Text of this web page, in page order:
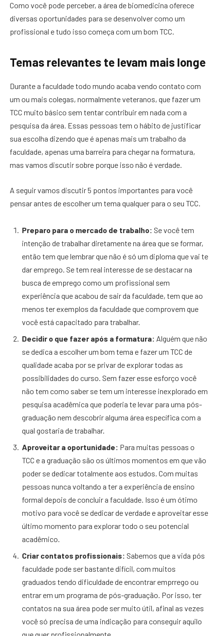
Como você pode perceber, a área de biomedicina oferece
diversas oportunidades para se desenvolver como um
profissional e tudo isso começa com um bom TCC.
Temas relevantes te levam mais longe
Durante a faculdade todo mundo acaba vendo contato com
um ou mais colegas, normalmente veteranos, que fazer um
TCC muito básico sem tentar contribuir em nada com a
pesquisa da área. Essas pessoas tem o hábito de justificar
sua escolha dizendo que é apenas mais um trabalho da
faculdade, apenas uma barreira para chegar na formatura,
mas vamos discutir sobre porque isso não é verdade.
A seguir vamos discutir 5 pontos importantes para você
pensar antes de escolher um tema qualquer para o seu TCC.
Preparo para o mercado de trabalho: Se você tem
intenção de trabalhar diretamente na área que se formar,
então tem que lembrar que não é só um diploma que vai te
dar emprego. Se tem real interesse de se destacar na
busca de emprego como um profissional sem
experiência que acabou de sair da faculdade, tem que ao
menos ter exemplos da faculdade que comprovem que
você está capacitado para trabalhar.
Decidir o que fazer após a formatura: Alguém que não
se dedica a escolher um bom tema e fazer um TCC de
qualidade acaba por se privar de explorar todas as
possibilidades do curso. Sem fazer esse esforço você
não tem como saber se tem um interesse inexplorado em
pesquisa acadêmica que poderia te levar para uma pós-
graduação nem descobrir alguma área específica com a
qual gostaria de trabalhar.
Aproveitar a oportunidade: Para muitas pessoas o
TCC e a graduação são os últimos momentos em que vão
poder se dedicar totalmente aos estudos. Com muitas
pessoas nunca voltando a ter a experiência de ensino
formal depois de concluir a faculdade. Isso é um ótimo
motivo para você se dedicar de verdade e aproveitar esse
último momento para explorar todo o seu potencial
acadêmico.
Criar contatos profissionais: Sabemos que a vida pós
faculdade pode ser bastante difícil, com muitos
graduados tendo dificuldade de encontrar emprrego ou
entrar em um programa de pós-graduação. Por isso, ter
contatos na sua área pode ser muito útil, afinal as vezes
você só precisa de uma indicação para conseguir aquilo